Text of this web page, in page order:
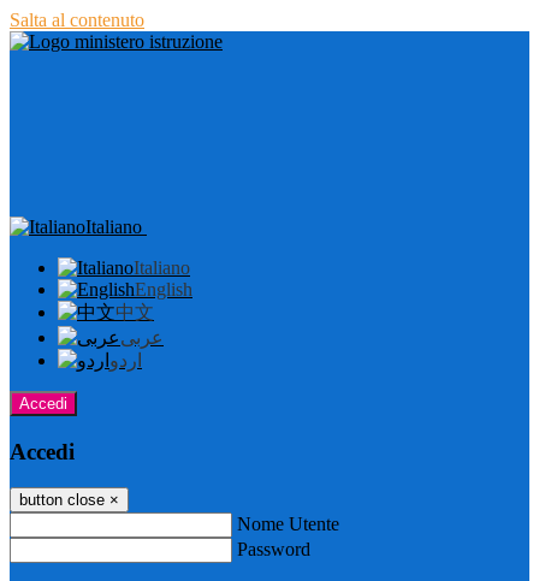
Salta al contenuto
Italiano
Italiano
English
中文
عربى
اردو
Accedi
Accedi
button close ×
Nome Utente
Password